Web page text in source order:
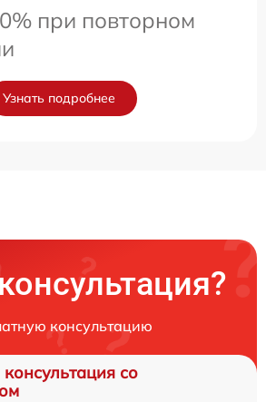
при повторном
Узнать подробнее
консультацию
со